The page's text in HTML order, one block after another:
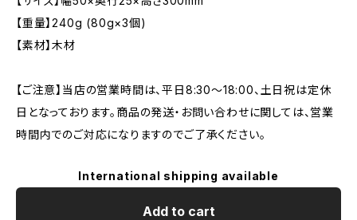
【重量】240g (80g×3個)
【素材】木材
【ご注意】当店の営業時間は、平日8:30～18:00、土日祝は定休
日となっております。商品の発送・お問い合わせに関しては、営業
時間内でのご対応になりますのでご了承ください。
International shipping available
Add to cart